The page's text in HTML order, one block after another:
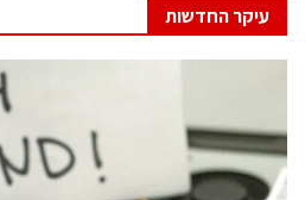
עיקר החדשות